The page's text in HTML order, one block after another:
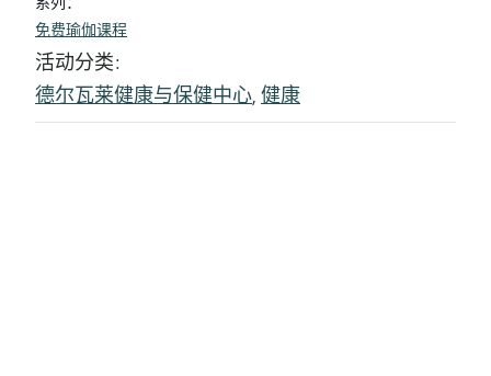
免费瑜伽课程
活动分类:
德尔瓦莱健康与保健中心, 健康